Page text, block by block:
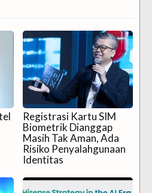
Registrasi Kartu SIM
Biometrik Dianggap
Masih Tak Aman, Ada
Risiko Penyalahgunaan
Identitas